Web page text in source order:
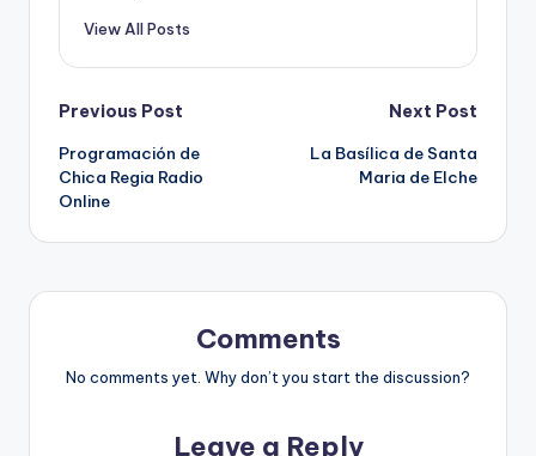
View All Posts
Post
navigation
Previous Post
Programación de
Chica Regia Radio
Online
Next Post
La Basílica de Santa
Maria de Elche
Comments
No comments yet. Why don’t you start the discussion?
Leave a Reply